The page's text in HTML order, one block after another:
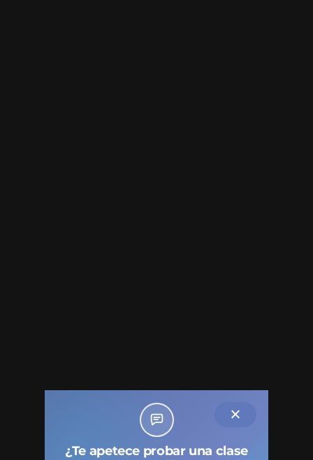
¿Te apetece probar una clase